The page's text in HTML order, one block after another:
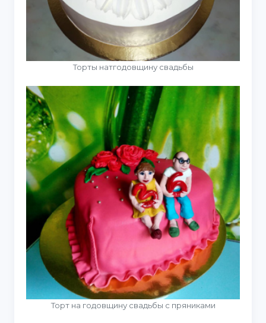
Торты натгодовщину свадьбы
Торт на годовщину свадьбы с пряниками